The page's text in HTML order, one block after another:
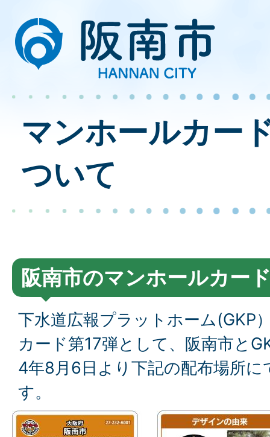
マンホールカー
ついて
阪南市のマンホールカー
下水道広報プラットホーム(GKP
カード第17弾として、阪南市と
4年8月6日より下記の配布場所
す。